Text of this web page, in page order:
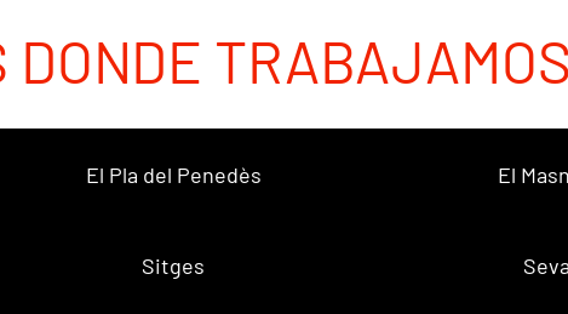
DONDE
El Pla del Penedès El
Sitges Seva